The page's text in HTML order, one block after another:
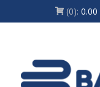
(0): 0.00